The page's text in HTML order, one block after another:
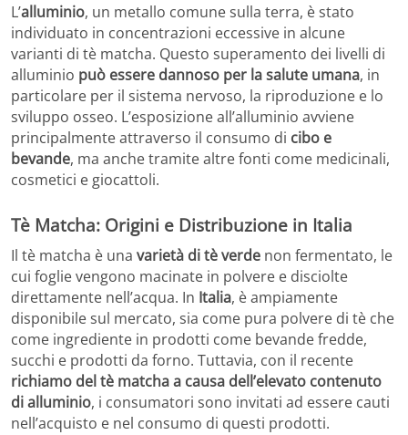
L’alluminio, un metallo comune sulla terra, è stato
individuato in concentrazioni eccessive in alcune
varianti di tè matcha. Questo superamento dei livelli di
alluminio può essere dannoso per la salute umana, in
particolare per il sistema nervoso, la riproduzione e lo
sviluppo osseo. L’esposizione all’alluminio avviene
principalmente attraverso il consumo di cibo e
bevande, ma anche tramite altre fonti come medicinali,
cosmetici e giocattoli.
Tè Matcha: Origini e Distribuzione in Italia
Il tè matcha è una varietà di tè verde non fermentato, le
cui foglie vengono macinate in polvere e disciolte
direttamente nell’acqua. In Italia, è ampiamente
disponibile sul mercato, sia come pura polvere di tè che
come ingrediente in prodotti come bevande fredde,
succhi e prodotti da forno. Tuttavia, con il recente
richiamo del tè matcha a causa dell’elevato contenuto
di alluminio, i consumatori sono invitati ad essere cauti
nell’acquisto e nel consumo di questi prodotti.